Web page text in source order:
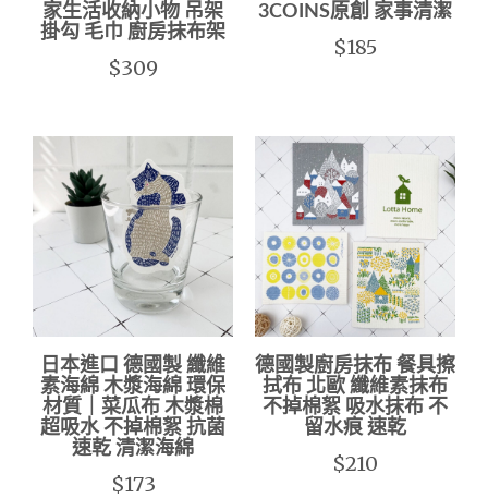
家生活收納小物 吊架
掛勾 毛巾 廚房抹布架
$309
3COINS原創 家事清潔
$185
日本進口 德國製 纖維
素海綿 木漿海綿 環保
材質｜菜瓜布 木漿棉
超吸水 不掉棉絮 抗菌
速乾 清潔海綿
$173
德國製廚房抹布 餐具擦
拭布 北歐 纖維素抹布
不掉棉絮 吸水抹布 不
留水痕 速乾
$210